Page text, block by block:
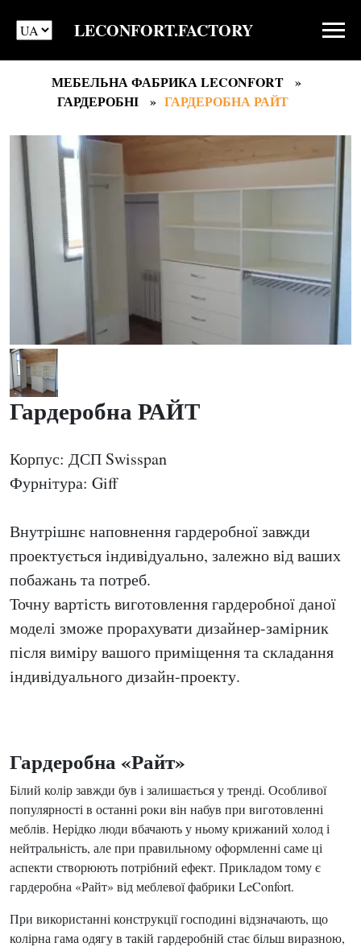
LECONFORT.FACTORY
МЕБЕЛЬНА ФАБРИКА LECONFORT
ГАРДЕРОБНІ
ГАРДЕРОБНА РАЙТ
Гардеробна РАЙТ
Корпус: ДСП Swisspan
Фурнітура: Giff
Внутрішнє наповнення гардеробної завжди
проектується індивідуально, залежно від ваших
побажань та потреб.
Точну вартість виготовлення гардеробної даної
моделі зможе прорахувати дизайнер-замірник
після виміру вашого приміщення та складання
індивідуального дизайн-проекту.
Гардеробна «Райт»
Білий колір завжди був і залишається у тренді. Особливої
популярності в останні роки він набув при виготовленні
меблів. Нерідко люди вбачають у ньому крижаний холод і
нейтральність, але при правильному оформленні саме ці
аспекти створюють потрібний ефект. Прикладом тому є
гардеробна «Райт» від меблевої фабрики LeConfort.
При використанні конструкції господині відзначають, що
колірна гама одягу в такій гардеробній стає більш виразною,